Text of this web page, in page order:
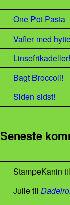
One Pot Pasta
Vafler med
Linsefrikadeller!
Bagt Broccoli!
Siden sidst!
Seneste
StampeKanin til
Julietil